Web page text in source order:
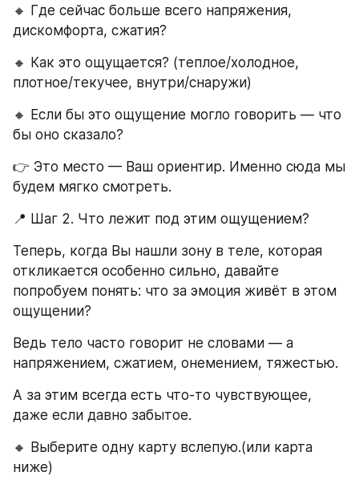
🔸 Где сейчас больше всего напряжения,
дискомфорта, сжатия?
🔸 Как это ощущается? (теплое/холодное,
плотное/текучее, внутри/снаружи)
🔸 Если бы это ощущение могло говорить — что
бы оно сказало?
👉 Это место — Ваш ориентир. Именно сюда мы
будем мягко смотреть.
📍 Шаг 2. Что лежит под этим ощущением?
Теперь, когда Вы нашли зону в теле, которая
откликается особенно сильно, давайте
попробуем понять: что за эмоция живёт в этом
ощущении?
Ведь тело часто говорит не словами — а
напряжением, сжатием, онемением, тяжестью.
А за этим всегда есть что-то чувствующее,
даже если давно забытое.
🔸 Выберите одну карту вслепую.(или карта
ниже)